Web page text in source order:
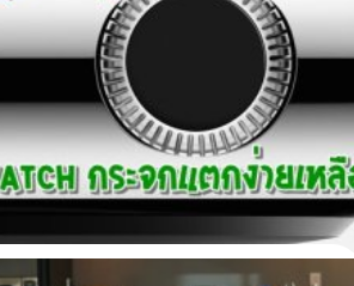
อนเมื่อคุณ Taecu โพสต์กระทู้ในพันทิปว่า
โคตรห่วย แตกง่ายมากครับ แถมค่าเคลม
งกว่า Iphone อีก" โดยเนื้อหาของกระทู้นั้น
กิดกับ Apple Watch ว่าเกิดขึ้นได้ง่ายมาก
ก
ago